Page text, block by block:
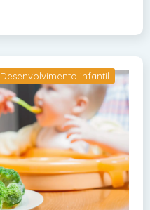
Desenvolvimento infantil